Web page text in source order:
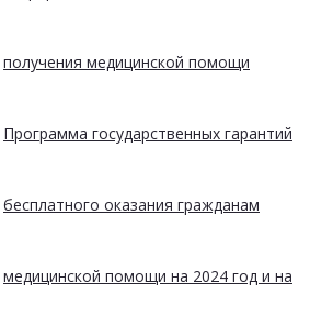
получения медицинской помощи
Программа государственных гарантий
бесплатного оказания гражданам
медицинской помощи на 2024 год и на